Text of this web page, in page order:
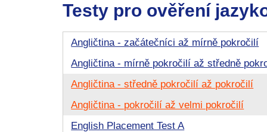
Testy pro ověření
Angličtina - začátečníci až mírně pokročilí
Angličtina - mírně pokročilí až středně
Angličtina - středně pokročilí až pokročilí
Angličtina - pokročilí až velmi pokročilí
English Placement Test A